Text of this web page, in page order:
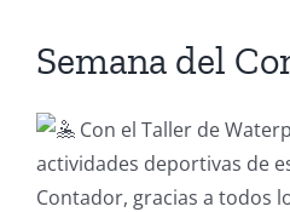
Semana del
Con el Taller de
actividades deportivas de
Contador, gracias a todos